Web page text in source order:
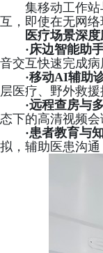
集移动工作
互，即使在无网
医疗场景深度
·床边智能助手
音交互快速完成病
·移动AI辅助
层医疗、野外救援
·远程查房与
态下的高清视频
·患者教育与
拟，辅助医患沟通